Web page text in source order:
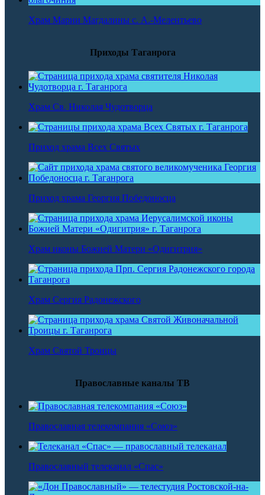
Храм Марии Магдалины с. А.-Мелентьево
Приходы Таганрога
Храм Св. Николая Чудотворца
Приход храма Всех Святых
Приход храма Георгия Победоносца
Храм иконы Божией Матери «Одигитрия»
Храм Сергия Радонежского
Храм Святой Троицы
Православные каналы ТВ
Православная телекомпания «Союз»
Православный телеканал «Спас»